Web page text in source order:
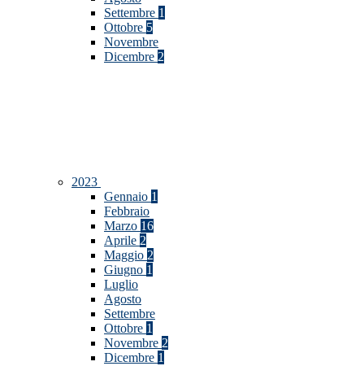
Settembre 1
Ottobre 5
Novembre
Dicembre 2
2023
Gennaio 1
Febbraio
Marzo 16
Aprile 2
Maggio 2
Giugno 1
Luglio
Agosto
Settembre
Ottobre 1
Novembre 2
Dicembre 1